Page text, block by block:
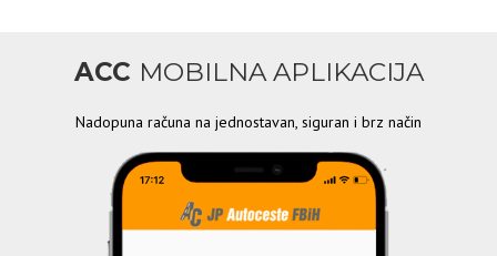
ACC MOBILNA APLIKACIJA
Nadopuna računa na jednostavan, siguran i brz način